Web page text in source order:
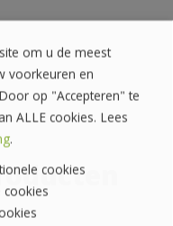
om u de meest
voorkeuren en
op "Accepteren" te
ALLE cookies. Lees
.
cookies
cookies